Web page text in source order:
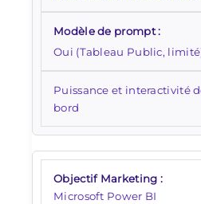
Oui (Tableau Public,
Puissance et interactivité
bord
Microsoft Power BI